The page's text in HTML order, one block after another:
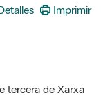
Imprimir
tercera de Xarxa